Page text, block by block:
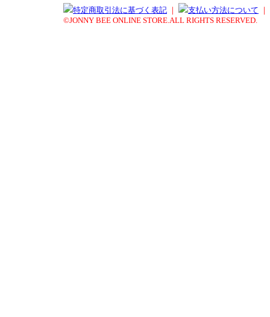
特定商取引法に基づく表記 ｜ 支払い方法について ｜
©JONNY BEE ONLINE STORE.ALL RIGHTS RESERVED.